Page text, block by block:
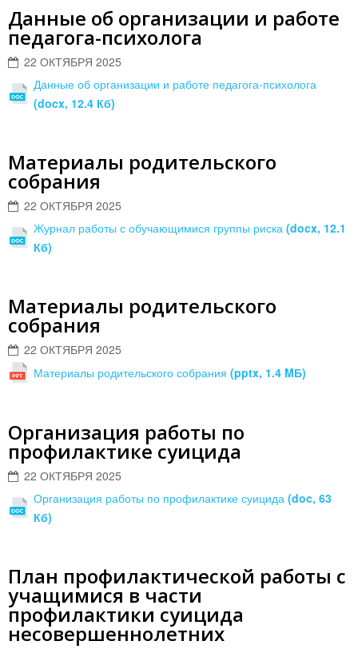
Данные об организации и работе
педагога-психолога
22 ОКТЯБРЯ 2025
Данные об организации и работе педагога-психолога
(docx, 12.4 Кб)
Материалы родительского
собрания
22 ОКТЯБРЯ 2025
Журнал работы с обучающимися группы риска (docx, 12.1
Кб)
Материалы родительского
собрания
22 ОКТЯБРЯ 2025
Материалы родительского собрания (pptx, 1.4 MБ)
Организация работы по
профилактике суицида
22 ОКТЯБРЯ 2025
Организация работы по профилактике суицида (doc, 63
Кб)
План профилактической работы с
учащимися в части
профилактики суицида
несовершеннолетних